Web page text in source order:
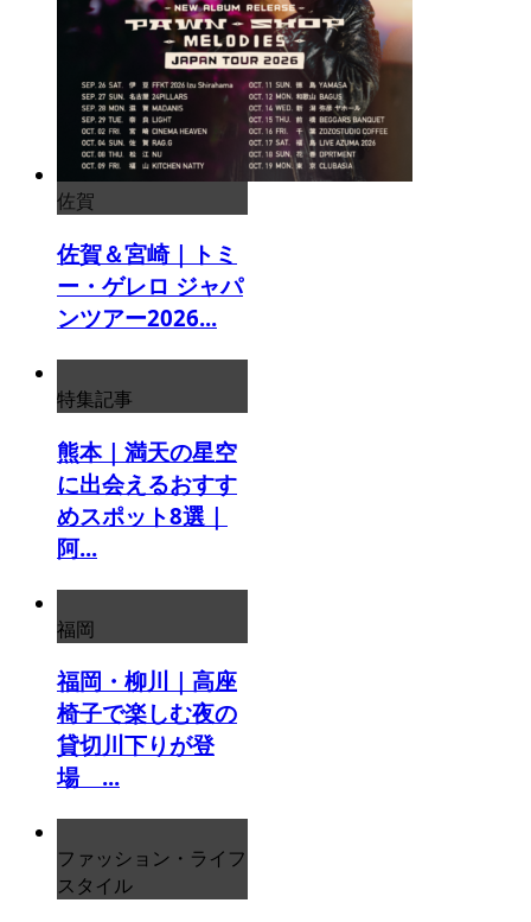
佐賀
佐賀＆宮崎｜トミ
ー・ゲレロ ジャパ
ンツアー2026...
特集記事
熊本｜満天の星空
に出会えるおすす
めスポット8選｜
阿...
福岡
福岡・柳川｜高座
椅子で楽しむ夜の
貸切川下りが登
場 ...
ファッション・ライフ
スタイル